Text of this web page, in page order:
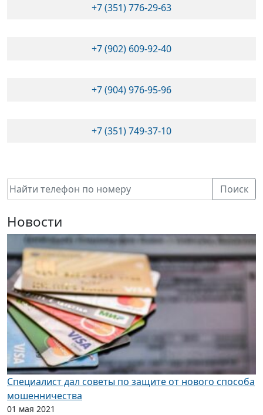
+7 (351) 776-29-63
+7 (902) 609-92-40
+7 (904) 976-95-96
+7 (351) 749-37-10
Поиск
Новости
Специалист дал советы по защите от нового способа
мошенничества
01 мая 2021